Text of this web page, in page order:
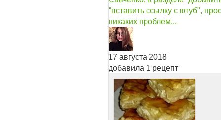
"вставить ссылку с ютуб",
никаких проблем...
17 августа 2018
добавила 1 рецепт